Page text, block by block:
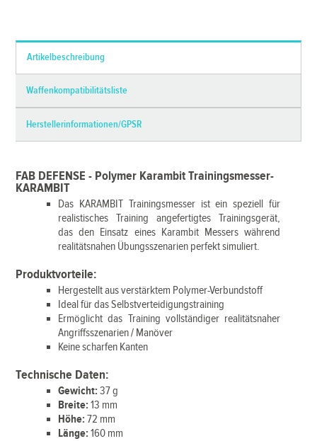
Artikelbeschreibung
Waffenkompatibilitätsliste
Herstellerinformationen/GPSR
FAB DEFENSE - Polymer Karambit Trainingsmesser-
KARAMBIT
Das KARAMBIT Trainingsmesser ist ein speziell für
realistisches Training angefertigtes Trainingsgerät,
das den Einsatz eines Karambit Messers während
realitätsnahen Übungsszenarien perfekt simuliert.
Produktvorteile:
Hergestellt aus verstärktem Polymer-Verbundstoff
Ideal für das Selbstverteidigungstraining
Ermöglicht das Training vollständiger realitätsnaher
Angriffsszenarien / Manöver
Keine scharfen Kanten
Technische Daten:
Gewicht:37 g
Breite:13 mm
Höhe:72 mm
Länge:160 mm